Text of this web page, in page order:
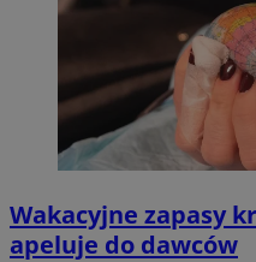
Wakacyjne zapasy
apeluje do dawców